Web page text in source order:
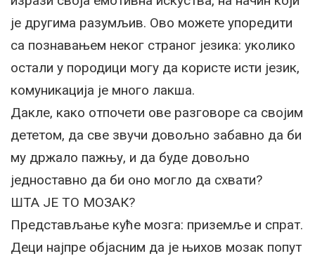
је другима разумљив. Ово можете упоредити
са познавањем неког страног језика: уколико
остали у породици могу да користе исти језик,
комуникација је много лакша.
Дакле, како отпочети ове разговоре са својим
дететом, да све звучи довољно забавно да би
му држало пажњу, и да буде довољно
једноставно да би оно могло да схвати?
ШТА ЈЕ ТО МОЗАК?
Представљање куће мозга: приземље и спрат.
Деци најпре објасним да је њихов мозак попут